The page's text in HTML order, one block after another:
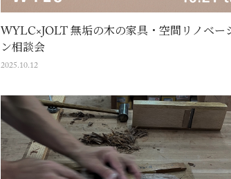
WYLC×JOLT 無垢の木の家具・空間リノベー
ン相談会
2025.10.12